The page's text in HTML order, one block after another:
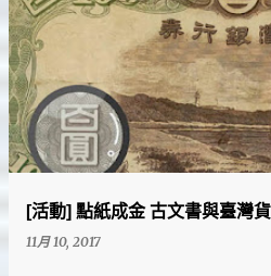
[活動] 點紙成金 古文書與臺灣
11月 10, 2017